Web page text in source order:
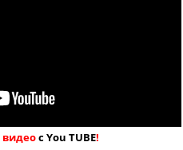
видеос You TUBE!